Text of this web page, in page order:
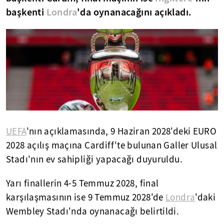
başkenti Londra'da oynanacağını açıkladı.
UEFA'nın açıklamasında, 9 Haziran 2028'deki EURO
2028 açılış maçına Cardiff'te bulunan Galler Ulusal
Stadı'nın ev sahipliği yapacağı duyuruldu.
Yarı finallerin 4-5 Temmuz 2028, final
karşılaşmasının ise 9 Temmuz 2028'de Londra'daki
Wembley Stadı'nda oynanacağı belirtildi.